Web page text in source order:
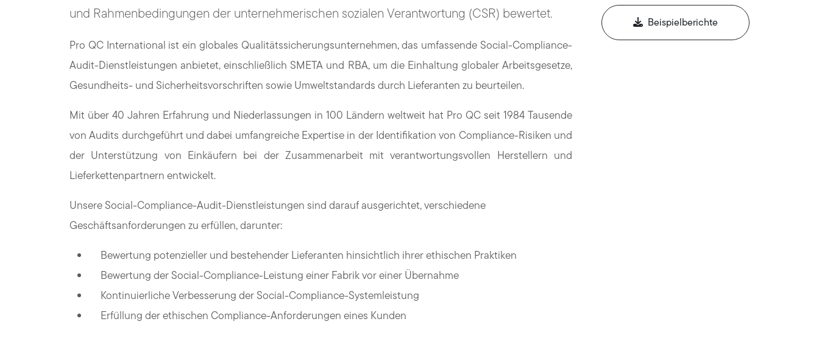
und Rahmenbedingungen der unternehmerischen sozialen Verantwortung (CSR) bewertet.
Pro QC International ist ein globales Qualitätssicherungsunternehmen, das umfassende Social-Compliance-
Audit-Dienstleistungen anbietet, einschließlich SMETA und RBA, um die Einhaltung globaler Arbeitsgesetze,
Gesundheits- und Sicherheitsvorschriften sowie Umweltstandards durch Lieferanten zu beurteilen.
Mit über 40 Jahren Erfahrung und Niederlassungen in 100 Ländern weltweit hat Pro QC seit 1984 Tausende
von Audits durchgeführt und dabei umfangreiche Expertise in der Identifikation von Compliance-Risiken und
der Unterstützung von Einkäufern bei der Zusammenarbeit mit verantwortungsvollen Herstellern und
Lieferkettenpartnern entwickelt.
Unsere Social-Compliance-Audit-Dienstleistungen sind darauf ausgerichtet, verschiedene
Geschäftsanforderungen zu erfüllen, darunter:
Bewertung potenzieller und bestehender Lieferanten hinsichtlich ihrer ethischen Praktiken
Bewertung der Social-Compliance-Leistung einer Fabrik vor einer Übernahme
Kontinuierliche Verbesserung der Social-Compliance-Systemleistung
Erfüllung der ethischen Compliance-Anforderungen eines Kunden
Beispielberichte